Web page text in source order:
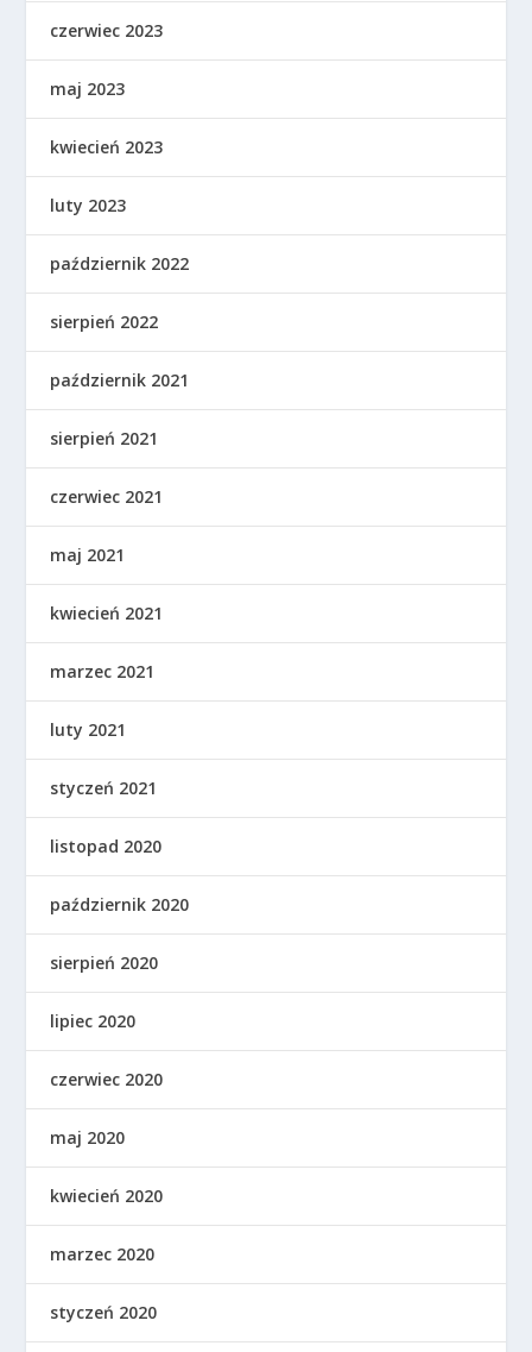
czerwiec 2023
maj 2023
kwiecień 2023
luty 2023
październik 2022
sierpień 2022
październik 2021
sierpień 2021
czerwiec 2021
maj 2021
kwiecień 2021
marzec 2021
luty 2021
styczeń 2021
listopad 2020
październik 2020
sierpień 2020
lipiec 2020
czerwiec 2020
maj 2020
kwiecień 2020
marzec 2020
styczeń 2020